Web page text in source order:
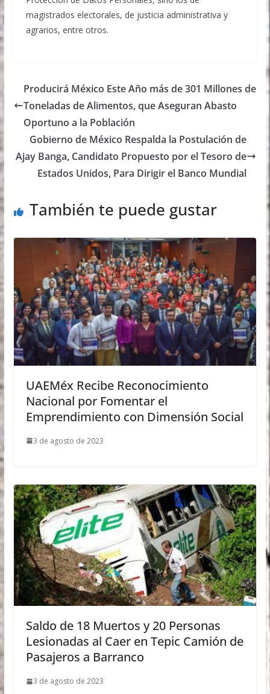
magistrados electorales, de justicia administrativa y
agrarios, entre otros.
Producirá México Este Año más de 301 Millones de
Toneladas de Alimentos, que Aseguran Abasto
Oportuno a la Población
Gobierno de México Respalda la Postulación de
Ajay Banga, Candidato Propuesto por el Tesoro de
Estados Unidos, Para Dirigir el Banco Mundial
También te puede gustar
UAEMéx Recibe Reconocimiento
Nacional por Fomentar el
Emprendimiento con Dimensión Social
3 de agosto de 2023
Saldo de 18 Muertos y 20 Personas
Lesionadas al Caer en Tepic Camión de
Pasajeros a Barranco
3 de agosto de 2023